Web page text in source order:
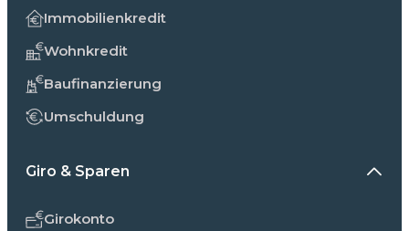
Immobilienkredit
Wohnkredit
Baufinanzierung
Umschuldung
Giro & Sparen
Girokonto